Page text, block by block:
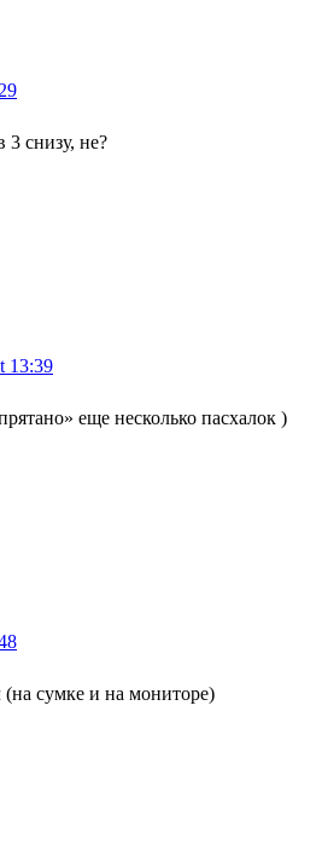
снизу, не?
13:39
еще несколько пасхалок )
(на сумке и на мониторе)